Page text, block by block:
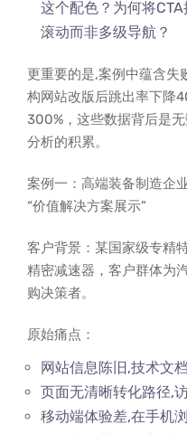
这个配色？为何将
滚动而非多级导航？
更重要的是,案例中蕴含失
构网站改版后跳出率下降
300%，这些数据背后是
分析的积累。
案例一：高端装备制造企
“价值解决方案展示”
客户背景：某国家级专精
精密减速器，客户群体为
购决策者。
原始痛点：
网站信息陈旧,技术文
页面无清晰转化路径,
移动端体验差,在手机